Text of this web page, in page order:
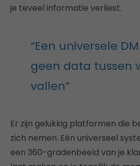
je teveel informatie verliest.
“Een universele
geen data tussen
vallen”
Er zijn gelukkig platformen die
zich nemen. Eén universeel
een 360-gradenbeeld van je